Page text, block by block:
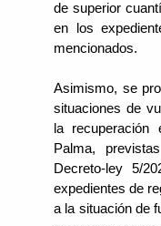
de superior
en los
mencionados.
Asimismo, se
situaciones de
la
Palma,
Decreto-ley 5/
expedientes de
a la situación de